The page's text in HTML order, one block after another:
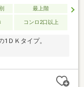
最上階
コンロ2口以上
1ＤＫタイプ。